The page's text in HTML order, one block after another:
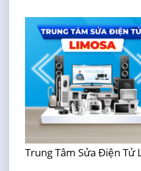
Trung Tâm Sửa Điện Tử